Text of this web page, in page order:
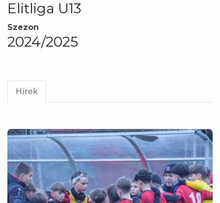
Elitliga U13
Szezon
2024/2025
Hírek